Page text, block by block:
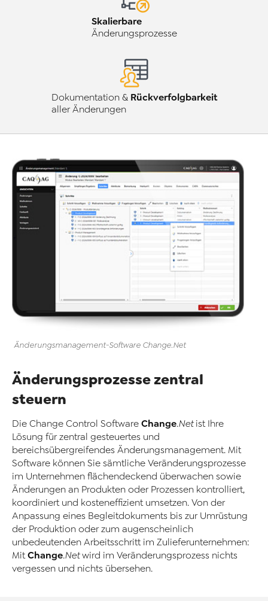
Skalierbare
Änderungsprozesse
Dokumentation & Rückverfolgbarkeit
aller Änderungen
Änderungsmanagement-Software Change.Net
Änderungsprozesse zentral
steuern
Die Change Control Software Change.Netist Ihre
Lösung für zentral gesteuertes und
bereichsübergreifendes Änderungsmanagement. Mit
Software können Sie sämtliche Veränderungsprozesse
im Unternehmen flächendeckend überwachen sowie
Änderungen an Produkten oder Prozessen kontrolliert,
koordiniert und kosteneffizient umsetzen. Von der
Anpassung eines Begleitdokuments bis zur Umrüstung
der Produktion oder zum augenscheinlich
unbedeutenden Arbeitsschritt im Zulieferunternehmen:
MitChange.Netwird im Veränderungsprozess nichts
vergessen und nichts übersehen.